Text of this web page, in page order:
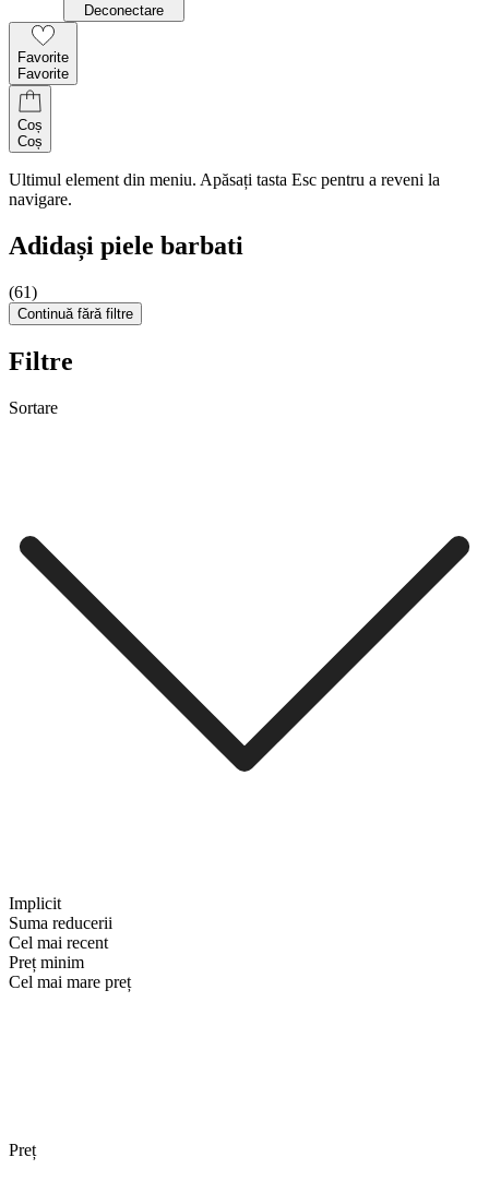
Deconectare
Favorite
Favorite
Coș
Coș
Ultimul element din meniu. Apăsați tasta Esc pentru a reveni la
navigare.
Adidași piele barbati
(61)
Continuă fără filtre
Filtre
Sortare
Implicit
Suma reducerii
Cel mai recent
Preț minim
Cel mai mare preț
Preț